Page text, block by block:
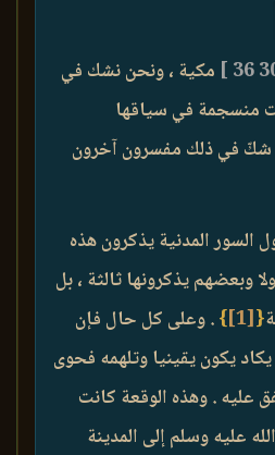
مكية ، ونحن نشك في
منسجمة في سياقها
في ذلك مفسرون آخرون
السور المدنية يذكرون هذه
وبعضهم يذكرونها ثالثة ، بل
{
[1]
}. وعلى كل حال فإن
يكون يقينيا وتلهمه فحوى
عليه . وهذه الوقعة كانت
عليه وسلم إلى المدينة